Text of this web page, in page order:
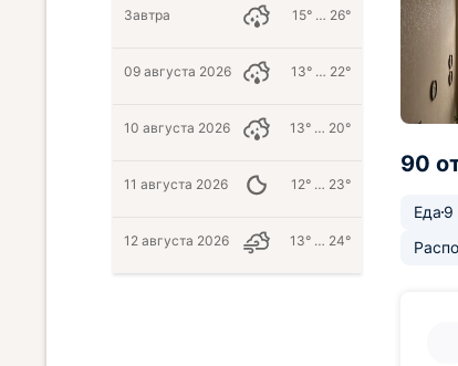
90
Еда 9
Завтра 15° … 26°
09 августа 2026 13° … 22°
10 августа 2026 13° … 20°
11 августа 2026 12° … 23°
12 августа 2026 13° … 24°